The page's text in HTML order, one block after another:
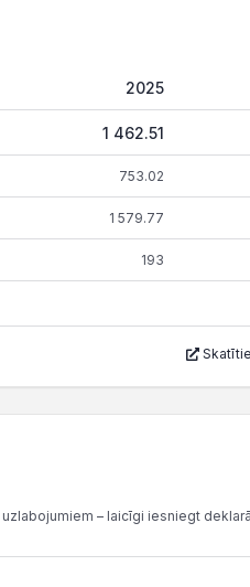
2025
1 462.51
753.02
1 579.77
193
– laicīgi iesniegt